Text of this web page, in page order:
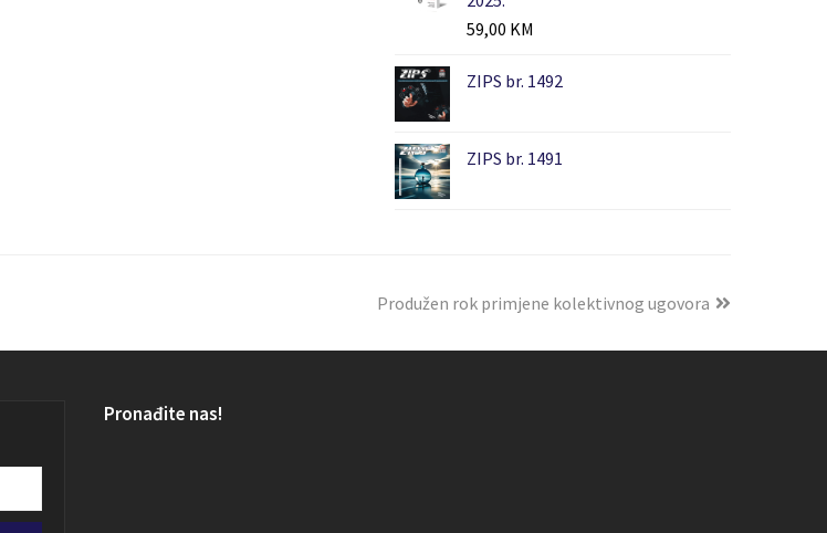
59,00 KM
ZIPS br. 1492
ZIPS br. 1491
Produžen rok primjene kolektivnog ugovora
Pronađite nas!